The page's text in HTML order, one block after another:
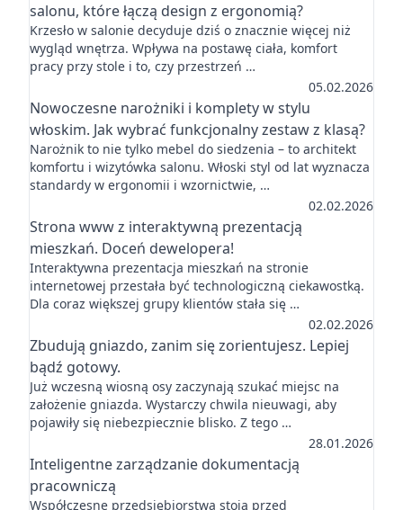
salonu, które łączą design z ergonomią?
Krzesło w salonie decyduje dziś o znacznie więcej niż
wygląd wnętrza. Wpływa na postawę ciała, komfort
pracy przy stole i to, czy przestrzeń …
05.02.2026
Nowoczesne narożniki i komplety w stylu
włoskim. Jak wybrać funkcjonalny zestaw z klasą?
Narożnik to nie tylko mebel do siedzenia – to architekt
komfortu i wizytówka salonu. Włoski styl od lat wyznacza
standardy w ergonomii i wzornictwie, …
02.02.2026
Strona www z interaktywną prezentacją
mieszkań. Doceń dewelopera!
Interaktywna prezentacja mieszkań na stronie
internetowej przestała być technologiczną ciekawostką.
Dla coraz większej grupy klientów stała się …
02.02.2026
Zbudują gniazdo, zanim się zorientujesz. Lepiej
bądź gotowy.
Już wczesną wiosną osy zaczynają szukać miejsc na
założenie gniazda. Wystarczy chwila nieuwagi, aby
pojawiły się niebezpiecznie blisko. Z tego …
28.01.2026
Inteligentne zarządzanie dokumentacją
pracowniczą
Współczesne przedsiębiorstwa stoją przed